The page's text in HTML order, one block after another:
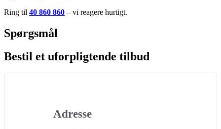
Ring til 40 860 860 – vi reagere hurtigt.
Spørgsmål
Bestil et uforpligtende tilbud
Adresse